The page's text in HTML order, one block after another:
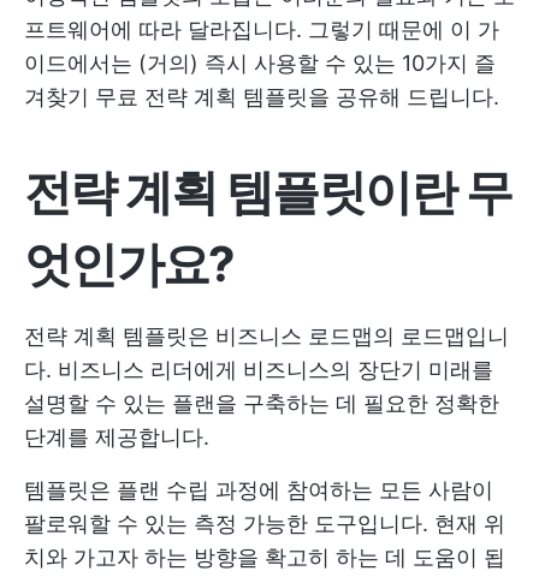
프트웨어에 따라 달라집니다. 그렇기 때문에 이 가
이드에서는 (거의) 즉시 사용할 수 있는 10가지 즐
겨찾기 무료 전략 계획 템플릿을 공유해 드립니다.
전략 계획 템플릿이란 무
엇인가요?
전략 계획 템플릿은 비즈니스 로드맵의 로드맵입니
다. 비즈니스 리더에게 비즈니스의 장단기 미래를
설명할 수 있는 플랜을 구축하는 데 필요한 정확한
단계를 제공합니다.
템플릿은 플랜 수립 과정에 참여하는 모든 사람이
팔로워할 수 있는 측정 가능한 도구입니다. 현재 위
치와 가고자 하는 방향을 확고히 하는 데 도움이 됩